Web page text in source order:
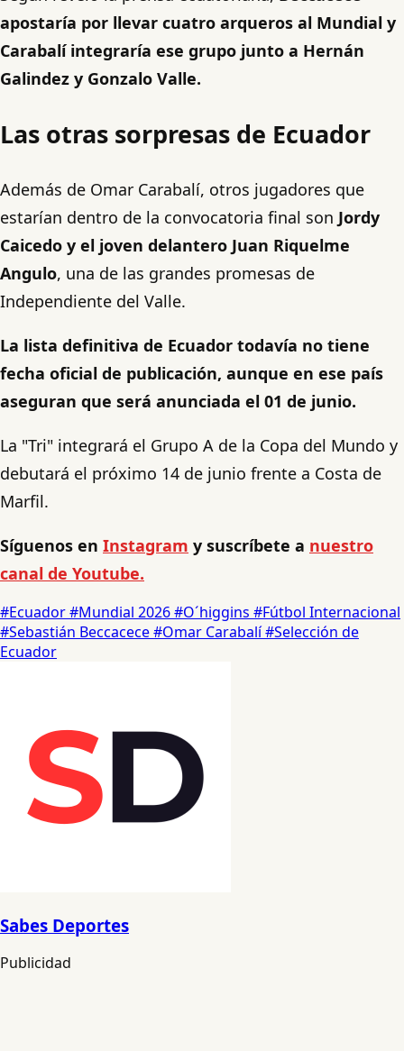
apostaría por llevar cuatro arqueros al Mundial y
Carabalí integraría ese grupo junto a Hernán
Galindez y Gonzalo Valle.
Las otras sorpresas de Ecuador
Además de Omar Carabalí, otros jugadores que
estarían dentro de la convocatoria final son Jordy
Caicedo y el joven delantero Juan Riquelme
Angulo, una de las grandes promesas de
Independiente del Valle.
La lista definitiva de Ecuador todavía no tiene
fecha oficial de publicación, aunque en ese país
aseguran que será anunciada el 01 de junio.
La "Tri" integrará el Grupo A de la Copa del Mundo y
debutará el próximo 14 de junio frente a Costa de
Marfil.
Síguenos en Instagram y suscríbete a nuestro
canal de Youtube.
#Ecuador#Mundial 2026#O´higgins #Fútbol Internacional
#Sebastián Beccacece#Omar Carabalí#Selección de
Ecuador
Sabes Deportes
Publicidad